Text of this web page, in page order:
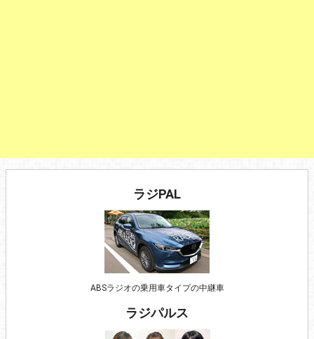
ラジPAL
ABSラジオの乗用車タイプの中継車
ラジパルス